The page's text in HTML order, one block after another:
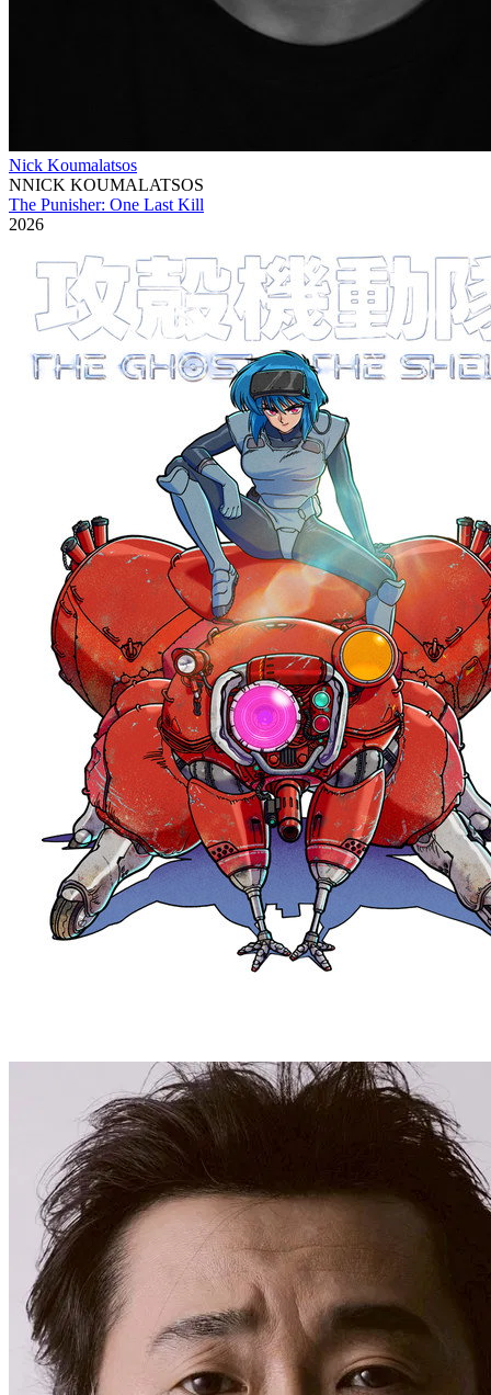
Nick Koumalatsos
NNICK KOUMALATSOS
The Punisher: One Last Kill
2026